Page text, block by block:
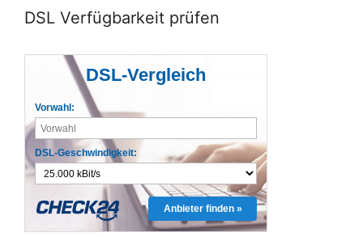
DSL Verfügbarkeit prüfen
DSL-Vergleich
Vorwahl:
DSL-Geschwindigkeit:
Anbieter finden »